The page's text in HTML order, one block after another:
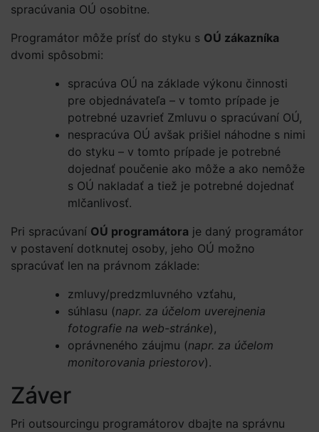
spracúvania OÚ osobitne.
Programátor môže prísť do styku s OÚ zákazníka
dvomi spôsobmi:
spracúva OÚ na základe výkonu činnosti
pre objednávateľa – v tomto prípade je
potrebné uzavrieť Zmluvu o spracúvaní OÚ,
nespracúva OÚ avšak prišiel náhodne s nimi
do styku – v tomto prípade je potrebné
dojednať poučenie ako môže a ako nemôže
s OÚ nakladať a tiež je potrebné dojednať
mlčanlivosť.
Pri spracúvaní OÚ programátora je daný programátor
v postavení dotknutej osoby, jeho OÚ možno
spracúvať len na právnom základe:
zmluvy/predzmluvného vzťahu,
súhlasu (napr. za účelom uverejnenia
fotografie na web-stránke),
oprávneného záujmu (napr. za účelom
monitorovania priestorov).
Záver
Pri outsourcingu programátorov dbajte na správnu